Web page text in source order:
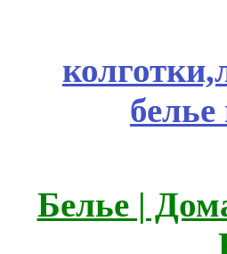
Белье |